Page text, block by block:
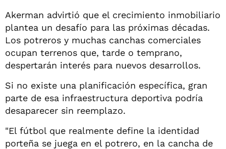
Akerman advirtió que el crecimiento inmobiliario
plantea un desafío para las próximas décadas.
Los potreros y muchas canchas comerciales
ocupan terrenos que, tarde o temprano,
despertarán interés para nuevos desarrollos.
Si no existe una planificación específica, gran
parte de esa infraestructura deportiva podría
desaparecer sin reemplazo.
"El fútbol que realmente define la identidad
porteña se juega en el potrero, en la cancha de